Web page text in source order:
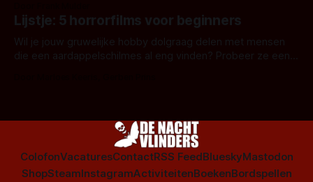
Amsterdamned of The Johnsons. Maar Nederlandse horror
is niet beperkt tot films. Hier een aantal Nederlandse tv-
series uit het duistere of horrorgenre. Als
Lijstje: 5 horrorfilms voor beginners
Wil je jouw gruwelijke hobby dolgraag delen met mensen
die een aardappelschilmes al eng vinden? Probeer ze eens
ColofonVacaturesContactRSS FeedBlueskyMastodon
ShopSteamInstagramActiviteitenBoekenBordspellen